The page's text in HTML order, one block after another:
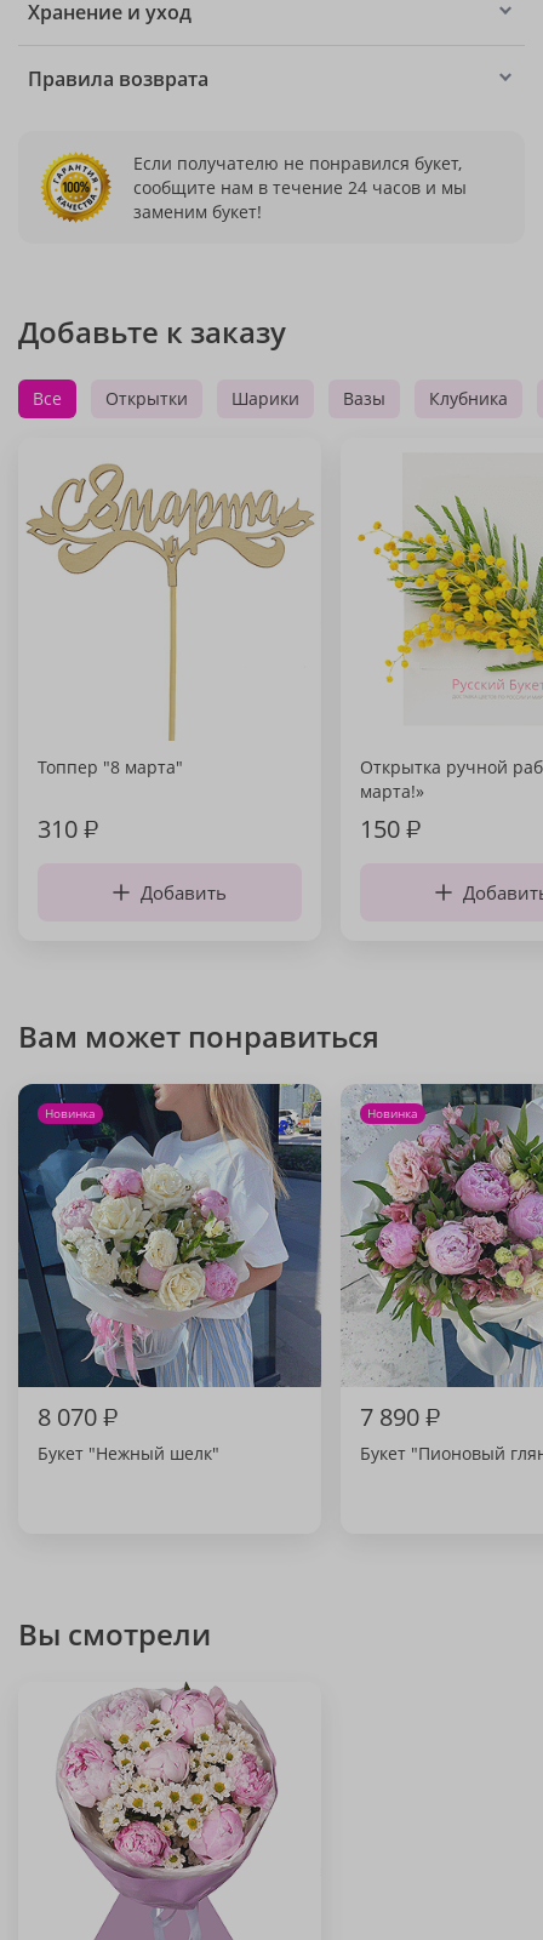
Хранение и уход
Правила возврата
Если получателю не понравился букет,
сообщите нам в течение 24 часов и мы
заменим букет!
Добавьте к заказу
Все Открытки Шарики Вазы Клубника
Топпер "8 марта"
310₽
Добавить
Открытка ручной
марта!»
150₽
Вам может понравиться
Новинка
8 070₽
Букет "Нежный шелк"
Новинка
7 890₽
Букет "Пионовый
Вы смотрели